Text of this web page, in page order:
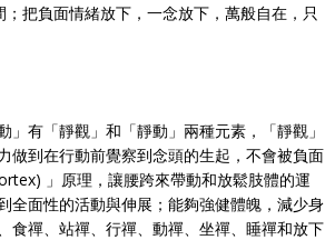
把負面情緒放下，一念放下，萬般自在，只
」有「靜觀」和「靜動」兩種元素，「靜觀」
做到在行動前覺察到念頭的生起，不會被負面
」原理，讓腰跨來帶動和放鬆肢體的運
全面性的活動與伸展；能夠強健體魄，減少身
食禪、站禪、行禪、動禪、坐禪、睡禪和放下